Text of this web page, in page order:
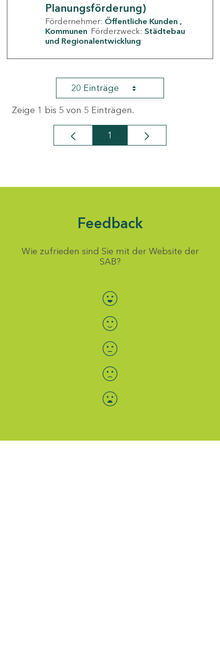
Planungsförderung)
Fördernehmer: Öffentliche Kunden
Kommunen Förderzweck: Städtebau
und Regionalentwicklung
20 Einträge
Zeige 1 bis 5 von 5 Einträgen.
Seite
1
Feedback
Wie zufrieden sind Sie mit der Website der
SAB?
Bewertung auswählen